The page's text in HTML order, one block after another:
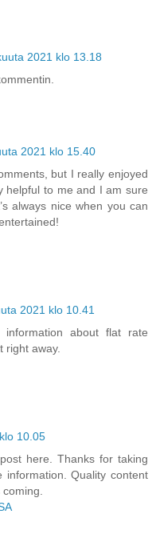
2021 klo 13.18
2021 klo 15.40
but I really enjoyed
helpful to me and I am sure
always nice when you can
2021 klo 10.41
about flat rate
right away.
10.05
here. Thanks for taking
Quality content
coming.